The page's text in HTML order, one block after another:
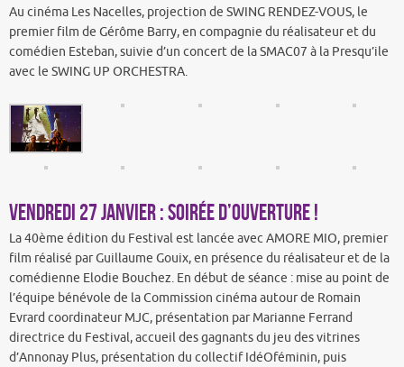
Au cinéma Les Nacelles, projection de SWING RENDEZ-VOUS, le
premier film de Gérôme Barry, en compagnie du réalisateur et du
comédien Esteban, suivie d’un concert de la SMAC07 à la Presqu’ile
avec le SWING UP ORCHESTRA.
Vendredi 27 janvier : Soirée d’ouverture !
La 40ème édition du Festival est lancée avec AMORE MIO, premier
film réalisé par Guillaume Gouix, en présence du réalisateur et de la
comédienne Elodie Bouchez. En début de séance : mise au point de
l’équipe bénévole de la Commission cinéma autour de Romain
Evrard coordinateur MJC, présentation par Marianne Ferrand
directrice du Festival, accueil des gagnants du jeu des vitrines
d’Annonay Plus, présentation du collectif IdéOféminin, puis